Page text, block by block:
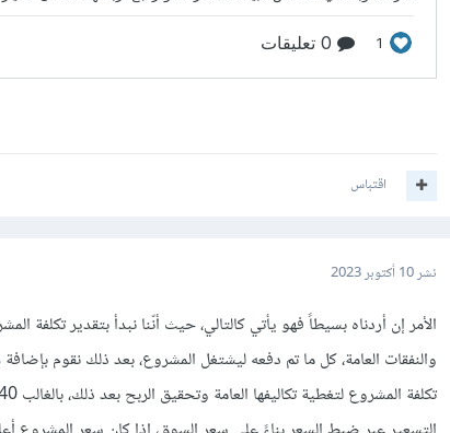
اقتباس
نشر10 أكتوبر 2023
الأمر إن أردناه بسيطاً فهو يأتي كالتالي، حيث أنّنا نبدأ بتقدير تكلفة
والنفقات العامة، كل ما تم دفعه ليشتغل المشروع، بعد ذلك نقوم